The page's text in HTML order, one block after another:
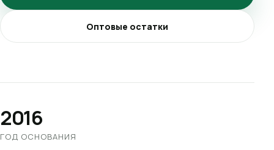
Оптовые остатки
2016
ГОД ОСНОВАНИЯ